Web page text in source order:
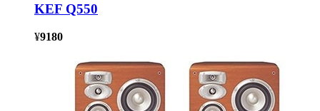
KEF Q550
¥9180